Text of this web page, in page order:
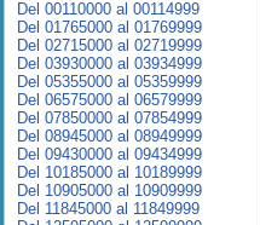
Del 00110000 al 00114999
Del 01765000 al 01769999
Del 02715000 al 02719999
Del 03930000 al 03934999
Del 05355000 al 05359999
Del 06575000 al 06579999
Del 07850000 al 07854999
Del 08945000 al 08949999
Del 09430000 al 09434999
Del 10185000 al 10189999
Del 10905000 al 10909999
Del 11845000 al 11849999